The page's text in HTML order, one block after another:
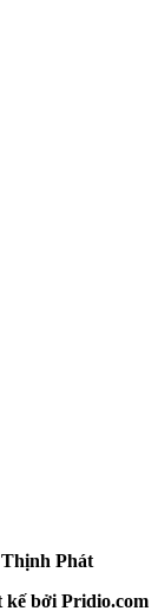
Phát
kế bởi Pridio.com